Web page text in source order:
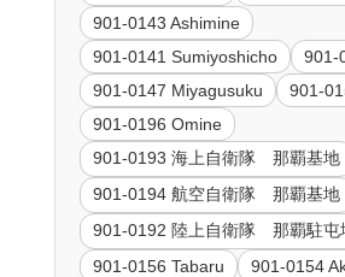
901-0143 Ashimine
901-0141 Sumiyoshicho
901-
901-0147 Miyagusuku
901-
901-0196 Omine
901-0193 海上自衛隊 那覇基地
901-0194 航空自衛隊 那覇基地
901-0192 陸上自衛隊 那覇駐屯
901-0156 Tabaru
901-0154